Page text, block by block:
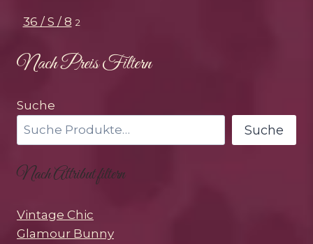
36 / S / 8 2
Nach Preis Filtern
Suche
Suche
Nach Attribut filtern
Vintage Chic
Glamour Bunny